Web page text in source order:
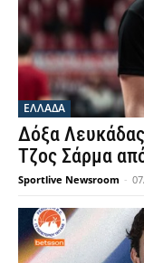
ΕΛΛΑΔΑ
Δόξα
Τζος Σάρμα
Sportlive Newsroom -